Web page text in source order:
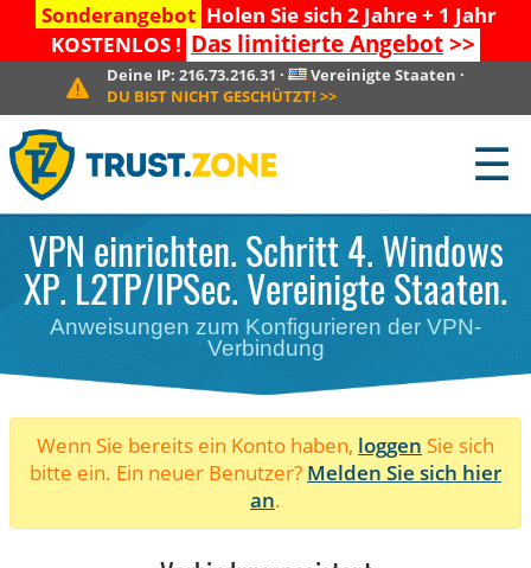
Sonderangebot Holen Sie sich 2 Jahre + 1 Jahr
KOSTENLOS ! Das limitierte Angebot>>
Deine IP:216.73.216.31 · Vereinigte Staaten ·
DU BIST NICHT GESCHÜTZT! >>
☰
VPN einrichten. Schritt 4. Windows
XP. L2TP/IPSec. Vereinigte Staaten.
Anweisungen zum Konfigurieren der VPN-
Verbindung
Wenn Sie bereits ein Konto haben, loggen Sie sich
bitte ein. Ein neuer Benutzer? Melden Sie sich hier
an.